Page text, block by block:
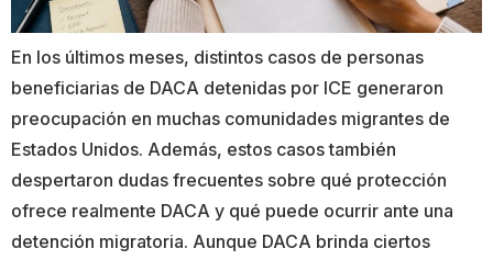
En los últimos meses, distintos casos de personas
beneficiarias de DACA detenidas por ICE generaron
preocupación en muchas comunidades migrantes de
Estados Unidos. Además, estos casos también
despertaron dudas frecuentes sobre qué protección
ofrece realmente DACA y qué puede ocurrir ante una
detención migratoria. Aunque DACA brinda ciertos